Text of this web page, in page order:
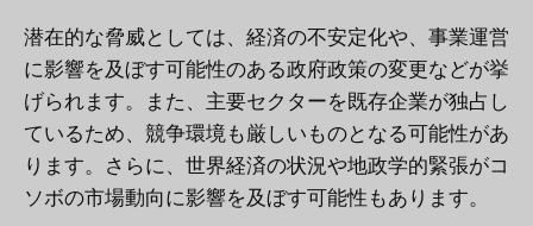
潜在的な脅威としては、経済の不安定化や、事業運営
に影響を及ぼす可能性のある政府政策の変更などが挙
げられます。また、主要セクターを既存企業が独占し
ているため、競争環境も厳しいものとなる可能性があ
ります。さらに、世界経済の状況や地政学的緊張がコ
ソボの市場動向に影響を及ぼす可能性もあります。